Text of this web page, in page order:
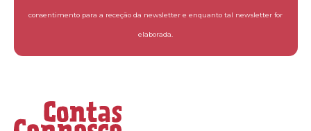
consentimento para a receção da newsletter e enquanto tal newsletter for
elaborada.